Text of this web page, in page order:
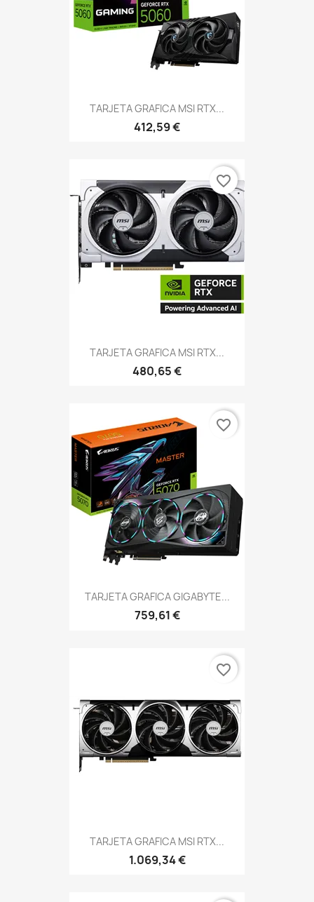
TARJETA GRAFICA MSI RTX...
412,59 €
TARJETA GRAFICA MSI RTX...
480,65 €
favorite_border
TARJETA GRAFICA GIGABYTE...
759,61 €
favorite_border
TARJETA GRAFICA MSI RTX...
1.069,34 €
favorite_border